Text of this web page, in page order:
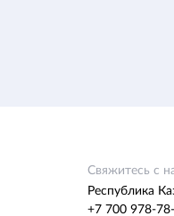
Свяжитесь с
Республика
+7 700 978-